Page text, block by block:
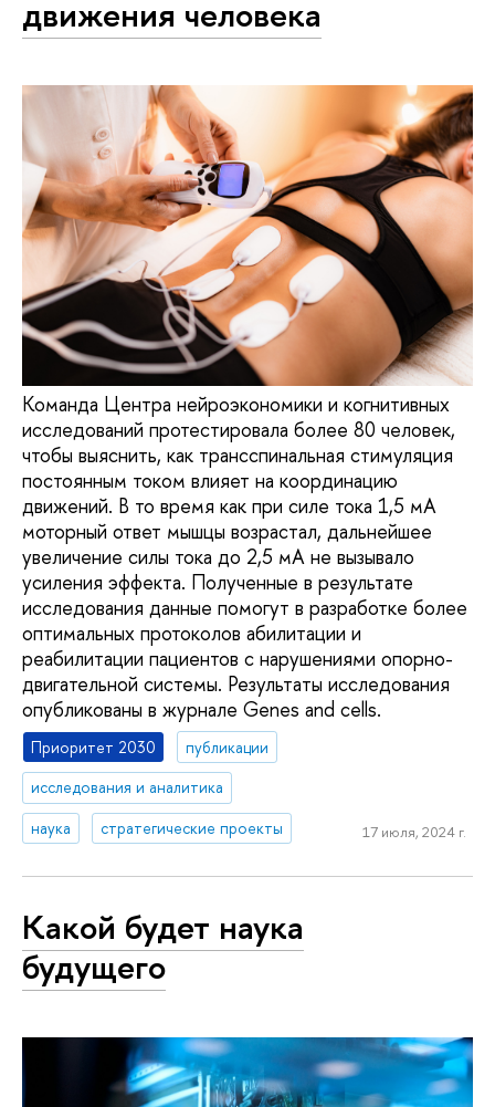
движения человека
Команда Центра нейроэкономики и когнитивных
исследований протестировала более 80 человек,
чтобы выяснить, как трансспинальная стимуляция
постоянным током влияет на координацию
движений. В то время как при силе тока 1,5 мА
моторный ответ мышцы возрастал, дальнейшее
увеличение силы тока до 2,5 мА не вызывало
усиления эффекта. Полученные в результате
исследования данные помогут в разработке более
оптимальных протоколов абилитации и
реабилитации пациентов с нарушениями опорно-
двигательной системы. Результаты исследования
опубликованы в журнале Genes and cells.
Приоритет 2030
публикации
исследования и аналитика
наука
стратегические проекты 17 июля, 2024 г.
Какой будет наука
будущего